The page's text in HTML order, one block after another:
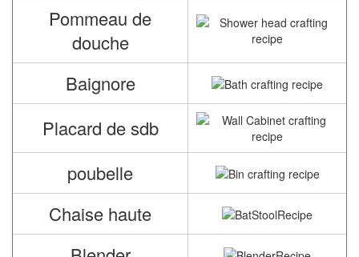
Pommeau de
douche
Baignore
Placard de sdb
poubelle
Chaise haute